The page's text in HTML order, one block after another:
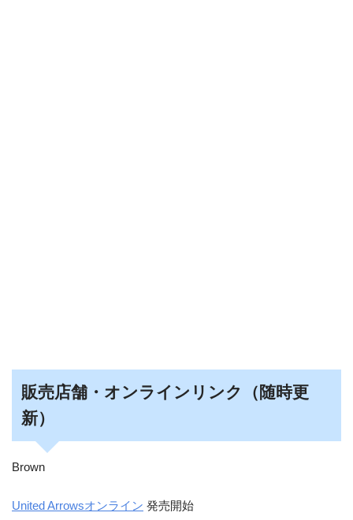
販売店舗・オンラインリンク（随時更
新）
Brown
United Arrowsオンライン 発売開始